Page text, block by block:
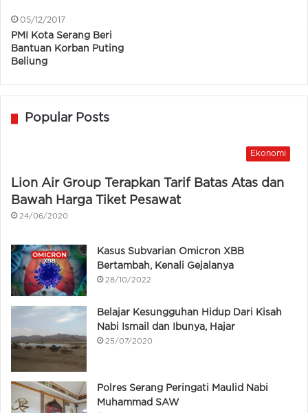
05/12/2017
PMI Kota Serang Beri
Bantuan Korban Puting
Beliung
Popular Posts
Ekonomi
Lion Air Group Terapkan Tarif Batas Atas dan
Bawah Harga Tiket Pesawat
24/06/2020
Kasus Subvarian Omicron XBB
Bertambah, Kenali Gejalanya
28/10/2022
Belajar Kesungguhan Hidup Dari Kisah
Nabi Ismail dan Ibunya, Hajar
25/07/2020
Polres Serang Peringati Maulid Nabi
Muhammad SAW